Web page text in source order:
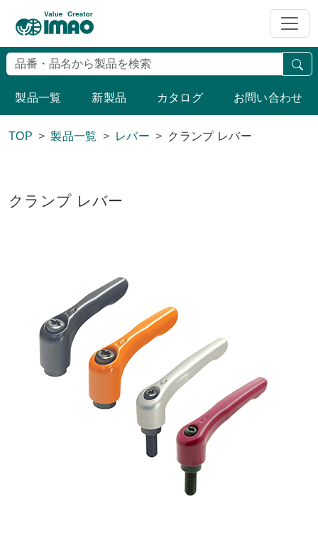
製品一覧 新製品 カタログ お問い合わせ
TOP 製品一覧 レバー クランプ レバー
クランプ レバー